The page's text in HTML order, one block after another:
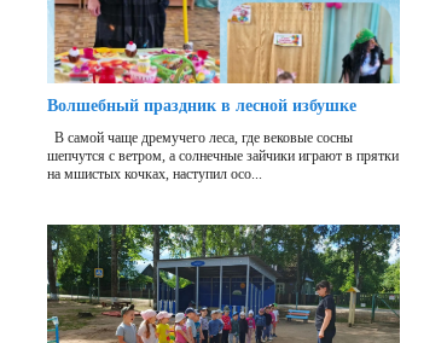
Волшебный праздник в лесной избушке
В самой чаще дремучего леса, где вековые сосны
шепчутся с ветром, а солнечные зайчики играют в прятки
на мшистых кочках, наступил осо...